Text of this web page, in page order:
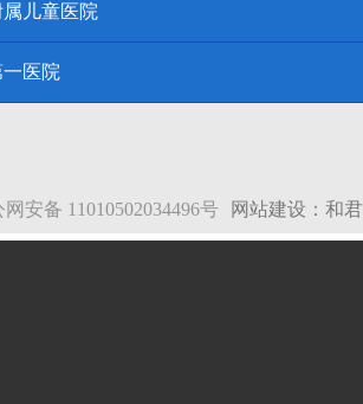
儿童医院
医院
网安备 11010502034496号 网站建设：和